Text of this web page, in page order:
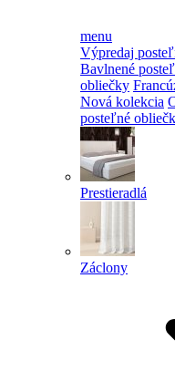
menu
Výpredaj
Bavlnené
obliečky
Nová kolekcia
posteľné
Prestieradlá
Záclony